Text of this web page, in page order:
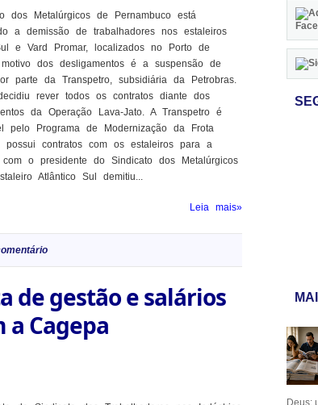
dos Metalúrgicos de Pernambuco está
a demissão de trabalhadores nos estaleiros
e Vard Promar, localizados no Porto de
dos desligamentos é a suspensão de
parte da Transpetro, subsidiária da Petrobras.
rever todos os contratos diante dos
da Operação Lava-Jato. A Transpetro é
pelo Programa de Modernização da Frota
possui contratos com os estaleiros para a
o presidente do Sindicato dos Metalúrgicos
Atlântico Sul demitiu...
Leia mais»
de gestão e salários
Cagepa
Deus: